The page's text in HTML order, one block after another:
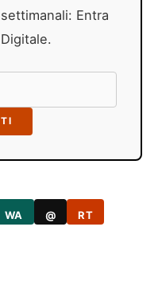
Entra
WA @ RT